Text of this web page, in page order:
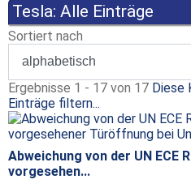
Tesla: Alle Einträge
Sortiert nach
Ergebnisse 1 - 17 von 17 Diese
Einträge filtern...
Abweichung von der UN ECE
vorgesehen...